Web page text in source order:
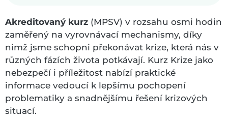
Akreditovaný kurz (MPSV) v rozsahu osmi hodin
zaměřený na vyrovnávací mechanismy, díky
nimž jsme schopni překonávat krize, která nás v
různých fázích života potkávají. Kurz Krize jako
nebezpečí i příležitost nabízí praktické
informace vedoucí k lepšímu pochopení
problematiky a snadnějšímu řešení krizových
situací.